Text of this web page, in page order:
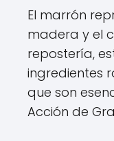
El marrón
madera y el
repostería,
ingredientes
que son
Acción de